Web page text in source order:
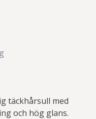
täckhårsull med
och hög glans.